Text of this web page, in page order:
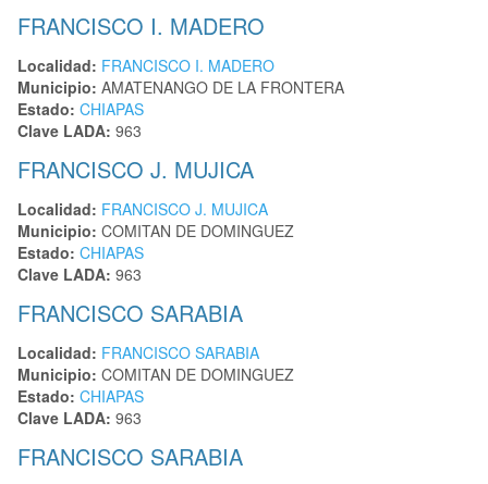
FRANCISCO I. MADERO
Localidad: FRANCISCO I. MADERO
Municipio: AMATENANGO DE LA FRONTERA
Estado: CHIAPAS
Clave LADA: 963
FRANCISCO J. MUJICA
Localidad: FRANCISCO J. MUJICA
Municipio: COMITAN DE DOMINGUEZ
Estado: CHIAPAS
Clave LADA: 963
FRANCISCO SARABIA
Localidad: FRANCISCO SARABIA
Municipio: COMITAN DE DOMINGUEZ
Estado: CHIAPAS
Clave LADA: 963
FRANCISCO SARABIA